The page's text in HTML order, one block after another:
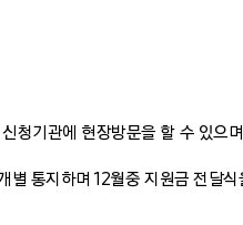
청기관에 현장방문을 할 수 있으
별 통지하며 12월중 지원금 전달